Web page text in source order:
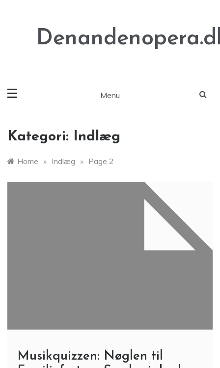
Menu
Kategori: Indlæg
Home » Indlæg » Page 2
Musikquizzen: Nøglen til